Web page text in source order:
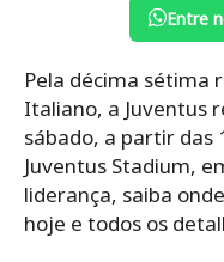
Entre
Pela décima sétima
Italiano, a Juventus
sábado, a partir das
Juventus Stadium,
liderança, saiba
hoje e todos os